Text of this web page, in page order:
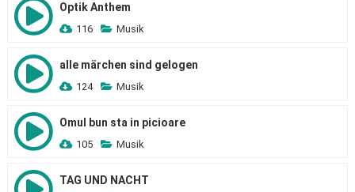
Optik Anthem
116 Musik
alle märchen sind gelogen
124 Musik
Omul bun sta in picioare
105 Musik
TAG UND NACHT